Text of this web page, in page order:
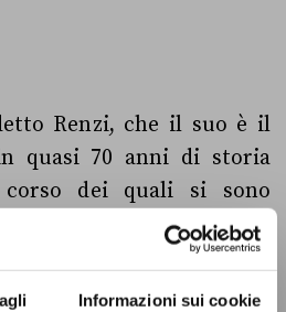
Informazioni sui cookie
Renzi, che il suo è il
quasi 70 anni di storia
corso dei quali si sono
del Consiglio. Il suo
è nè al 15esimo nè
longevità – come ha